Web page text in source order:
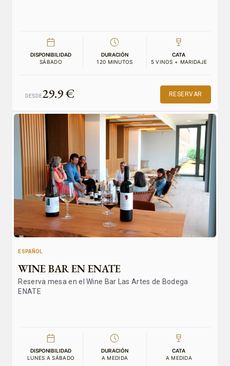
DISPONIBILIDAD
SÁBADO
DURACIÓN
120 MINUTOS
CATA
5 VINOS + MARIDAJE
DESDE29.9 € RESERVAR
ESPAÑOL
WINE BAR EN ENATE
Reserva mesa en el Wine Bar Las Artes de Bodega
ENATE
DISPONIBILIDAD
LUNES A SÁBADO
DURACIÓN
A MEDIDA
CATA
A MEDIDA